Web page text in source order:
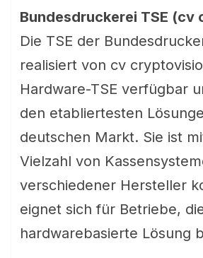
Bundesdruckerei TSE
Die TSE der
realisiert von cv
Hardware-TSE verfügbar
den etabliertesten
deutschen Markt. Sie ist
Vielzahl von
verschiedener Hersteller
eignet sich für Betriebe,
hardwarebasierte Lösung